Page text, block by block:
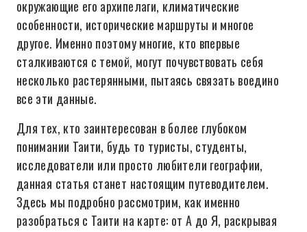
окружающие его архипелаги, климатические
особенности, исторические маршруты и многое
другое. Именно поэтому многие, кто впервые
сталкиваются с темой, могут почувствовать себя
несколько растерянными, пытаясь связать воедино
все эти данные.
Для тех, кто заинтересован в более глубоком
понимании Таити, будь то туристы, студенты,
исследователи или просто любители географии,
данная статья станет настоящим путеводителем.
Здесь мы подробно рассмотрим, как именно
разобраться с Таити на карте: от А до Я, раскрывая